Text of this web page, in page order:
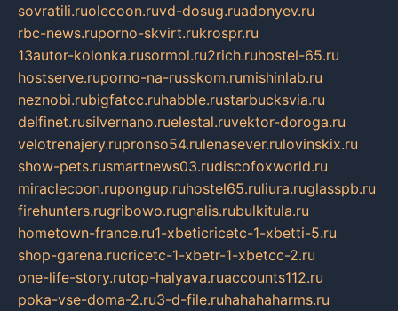
sovratili.ruolecoon.ruvd-dosug.ruadonyev.ru
rbc-news.ruporno-skvirt.rukrospr.ru
13autor-kolonka.rusormol.ru2rich.ruhostel-65.ru
hostserve.ruporno-na-russkom.rumishinlab.ru
neznobi.rubigfatcc.ruhabble.rustarbucksvia.ru
delfinet.rusilvernano.ruelestal.ruvektor-doroga.ru
velotrenajery.rupronso54.rulenasever.rulovinskix.ru
show-pets.rusmartnews03.rudiscofoxworld.ru
miraclecoon.rupongup.ruhostel65.ruliura.ruglasspb.ru
firehunters.rugribowo.rugnalis.rubulkitula.ru
hometown-france.ru1-xbeticricetc-1-xbetti-5.ru
shop-garena.rucricetc-1-xbetr-1-xbetcc-2.ru
one-life-story.rutop-halyava.ruaccounts112.ru
poka-vse-doma-2.ru3-d-file.ruhahahaharms.ru